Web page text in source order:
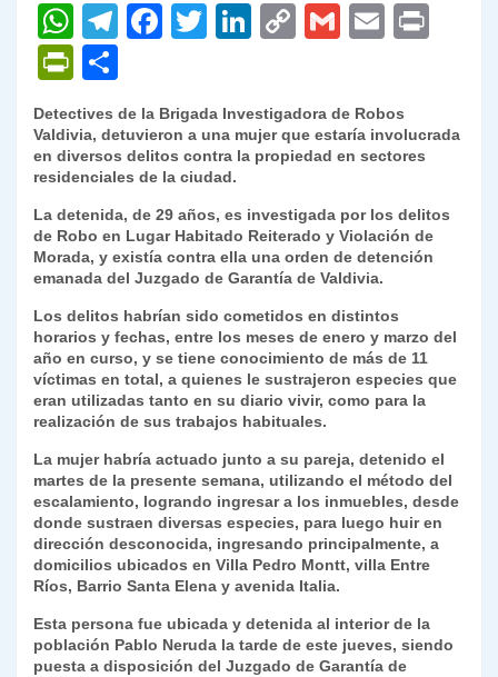
W
h
at
s
A
p
p
T
gr
a
m
F
e
b
o
o
k
T
er
Li
e
dI
C
y
Li
n
k
G
l
E
l
P
ri
nt
Fr
ie
n
dl
y
o
m
p
ar
tir
Detectives de la Brigada Investigadora de Robos
Valdivia, detuvieron a una mujer que estaría involucrada
en diversos delitos contra la propiedad en sectores
residenciales de la ciudad.
La detenida, de 29 años, es investigada por los delitos
de Robo en Lugar Habitado Reiterado y Violación de
Morada, y existía contra ella una orden de detención
emanada del Juzgado de Garantía de Valdivia.
Los delitos habrían sido cometidos en distintos
horarios y fechas, entre los meses de enero y marzo del
año en curso, y se tiene conocimiento de más de 11
víctimas en total, a quienes le sustrajeron especies que
eran utilizadas tanto en su diario vivir, como para la
realización de sus trabajos habituales.
La mujer habría actuado junto a su pareja, detenido el
martes de la presente semana, utilizando el método del
escalamiento, logrando ingresar a los inmuebles, desde
donde sustraen diversas especies, para luego huir en
dirección desconocida, ingresando principalmente, a
domicilios ubicados en Villa Pedro Montt, villa Entre
Ríos, Barrio Santa Elena y avenida Italia.
Esta persona fue ubicada y detenida al interior de la
población Pablo Neruda la tarde de este jueves, siendo
puesta a disposición del Juzgado de Garantía de